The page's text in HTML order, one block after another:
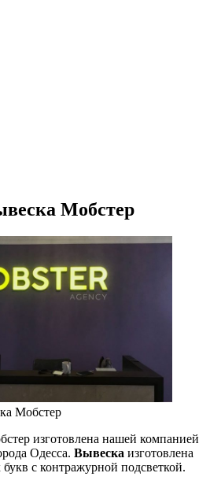
Мобстер
Мобстер
изготовлена нашей компанией
Одесса. Вывеска изготовлена
с контражурной подсветкой.